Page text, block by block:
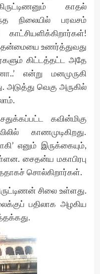
காதல்
நிலையில் பரவசம்
உணர்த்துவது
கிட்டத்தட்ட அதே
என்று மனமுருகி
அடுத்து வெகு அருகில்
கவின்மிகு
காணமுடிகிறது.
எனும் இருக்கையும்,
சைதன்ய மகாபிரபு
சொல்கிறார்கள்.
சிலை உள்ளது.
பதிலாக அழகிய